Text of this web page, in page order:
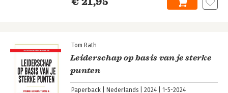
Tom Rath
Leiderschap op basis van je sterke
punten
Paperback Nederlands 2024 1-5-2024